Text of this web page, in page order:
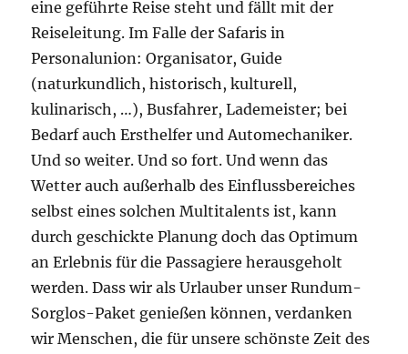
eine geführte Reise steht und fällt mit der
Reiseleitung. Im Falle der Safaris in
Personalunion: Organisator, Guide
(naturkundlich, historisch, kulturell,
kulinarisch, …), Busfahrer, Lademeister; bei
Bedarf auch Ersthelfer und Automechaniker.
Und so weiter. Und so fort. Und wenn das
Wetter auch außerhalb des Einflussbereiches
selbst eines solchen Multitalents ist, kann
durch geschickte Planung doch das Optimum
an Erlebnis für die Passagiere herausgeholt
werden. Dass wir als Urlauber unser Rundum-
Sorglos-Paket genießen können, verdanken
wir Menschen, die für unsere schönste Zeit des